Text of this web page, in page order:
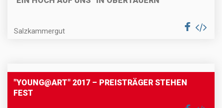
Salzkammergut
"YOUNG@ART" 2017 – PREISTRÄGER STEHEN
FEST